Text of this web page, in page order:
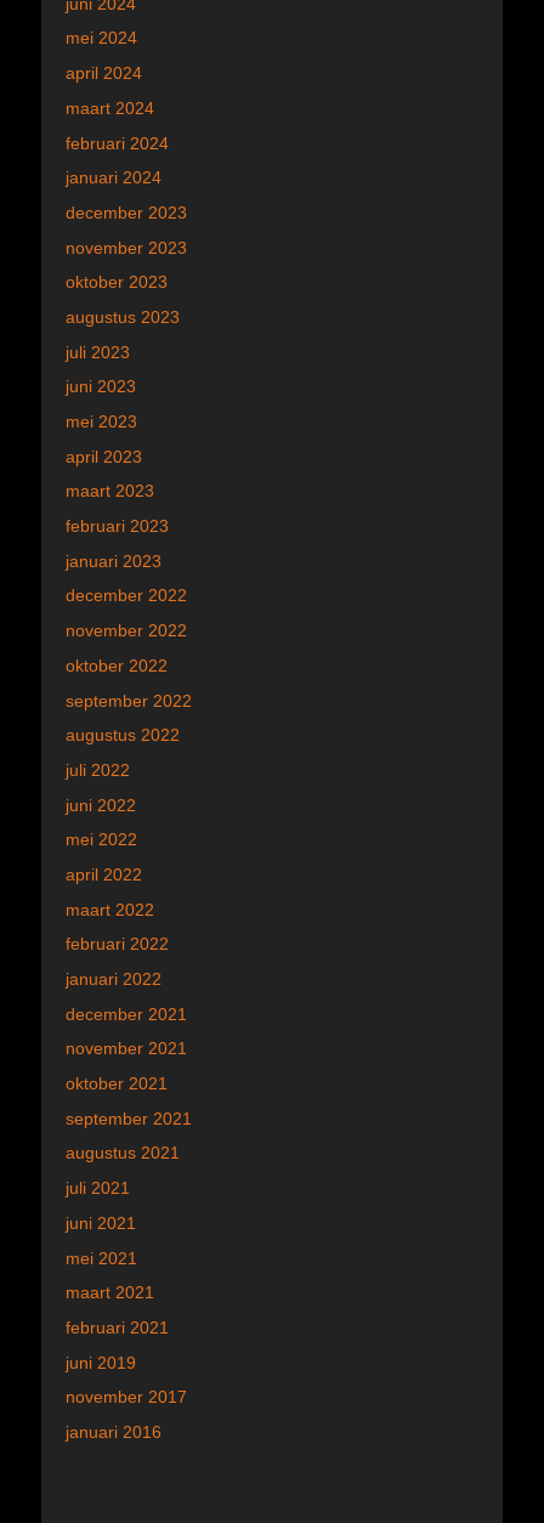
mei 2024
april 2024
maart 2024
februari 2024
januari 2024
december 2023
november 2023
oktober 2023
augustus 2023
juli 2023
juni 2023
mei 2023
april 2023
maart 2023
februari 2023
januari 2023
december 2022
november 2022
oktober 2022
september 2022
augustus 2022
juli 2022
juni 2022
mei 2022
april 2022
maart 2022
februari 2022
januari 2022
december 2021
november 2021
oktober 2021
september 2021
augustus 2021
juli 2021
juni 2021
mei 2021
maart 2021
februari 2021
juni 2019
november 2017
januari 2016